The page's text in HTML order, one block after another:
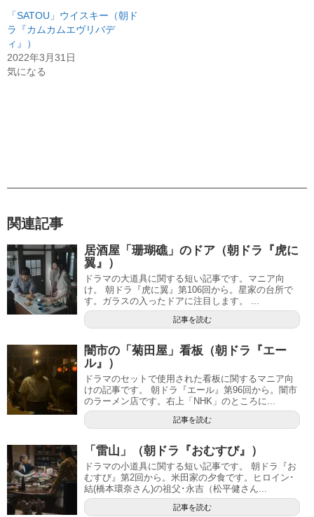
「SATOU」ウイスキー（朝ド
ラ『カムカムエヴリバデ
ィ』）
2022年3月31日
気になる
関連記事
居酒屋「珊瑚礁」のドア（朝ドラ『虎に
翼』）
ドラマの大道具に関する短い記事です。マニア向
け。 朝ドラ『虎に翼』第106回から。星家の台所で
す。ガラスの入ったドアに注目します。 ...
記事を読む
闇市の「菊田屋」看板（朝ドラ『エー
ル』）
ドラマのセットで使用された看板に関するマニア向
けの記事です。 朝ドラ『エール』第96回から。闇市
のラーメン店です。右上「NHK」のところに...
記事を読む
「雷山」（朝ドラ『おむすび』）
ドラマの小道具に関する短い記事です。 朝ドラ『お
むすび』第2回から。米田家の夕食です。ヒロイン･
結(橋本環奈さん)の祖父･永吉（松平健さん...
記事を読む